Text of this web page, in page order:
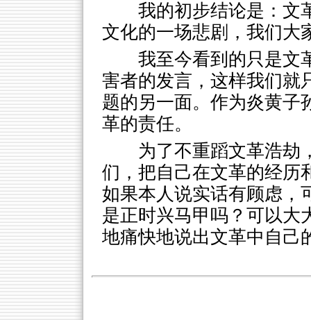
我的初步结论是：文
文化的一场悲剧，我们大
我至今看到的只是文
害者的发言，这样我们就
题的另一面。作为炎黄子
革的责任。
为了不重蹈文革浩劫
们，把自己在文革的经历
如果本人说实话有顾虑，
是正时兴马甲吗？可以大
地痛快地说出文革中自己